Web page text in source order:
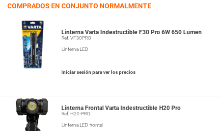
COMPRADOS EN CONJUNTO NORMALMENTE
Linterna Varta Indestructible F30 Pro 6W 650 Lumen
Ref: VF30PRO
Linterna LED
Iniciar sesión para ver los precios
Linterna Frontal Varta Indestructible H20 Pro
Ref: H20-PRO
Linterna LED frontal